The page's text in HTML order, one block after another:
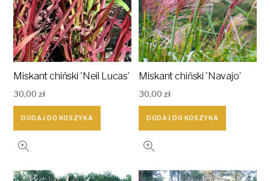
Miskant chiński 'Neil Lucas’
30,00zł
DODAJ DO KOSZYKA
Miskant chiński 'Navajo’
30,00zł
DODAJ DO KOSZYKA